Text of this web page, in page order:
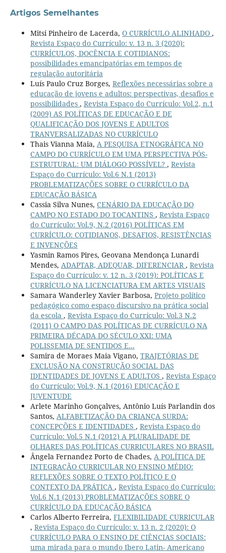
Artigos Semelhantes
Mitsi Pinheiro de Lacerda, O CURRÍCULO ALINHADO ,
Revista Espaço do Currículo: v. 13 n. 3 (2020):
CURRÍCULOS, DOCÊNCIA E COTIDIANOS:
possibilidades emancipatórias em tempos de
regulação autoritária
Luís Paulo Cruz Borges, Reflexões necessárias sobre a
educação de jovens e adultos: perspectivas, desafios e
possibilidades , Revista Espaço do Currículo: Vol.2, n.1
(2009) AS POLÍTICAS DE EDUCAÇÃO E DE
QUALIFICAÇÃO DOS JOVENS E ADULTOS
TRANVERSALIZADAS NO CURRÍCULO
Thais Vianna Maia, A PESQUISA ETNOGRÁFICA NO
CAMPO DO CURRÍCULO EM UMA PERSPECTIVA PÓS-
ESTRUTURAL: UM DIÁLOGO POSSÍVEL? , Revista
Espaço do Currículo: Vol.6 N.1 (2013)
PROBLEMATIZAÇÕES SOBRE O CURRÍCULO DA
EDUCAÇÃO BÁSICA
Cassia Silva Nunes, CENÁRIO DA EDUCAÇÃO DO
CAMPO NO ESTADO DO TOCANTINS , Revista Espaço
do Currículo: Vol.9, N.2 (2016) POLÍTICAS EM
CURRÍCULO: COTIDIANOS, DESAFIOS, RESISTÊNCIAS
E INVENÇÕES
Yasmin Ramos Pires, Geovana Mendonça Lunardi
Mendes, ADAPTAR, ADEQUAR, DIFERENCIAR, Revista
Espaço do Currículo: v. 12 n. 3 (2019): POLÍTICAS E
CURRÍCULO NA LICENCIATURA EM ARTES VISUAIS
Samara Wanderley Xavier Barbosa, Projeto político
pedagógico como espaço discursivo na prática social
da escola , Revista Espaço do Currículo: Vol.3 N.2
(2011) O CAMPO DAS POLÍTICAS DE CURRÍCULO NA
PRIMEIRA DÉCADA DO SÉCULO XXI: UMA
POLISSEMIA DE SENTIDOS E...
Samira de Moraes Maia Vigano, TRAJETÓRIAS DE
EXCLUSÃO NA CONSTRUÇÃO SOCIAL DAS
IDENTIDADES DE JOVENS E ADULTOS , Revista Espaço
do Currículo: Vol.9, N.1 (2016) EDUCAÇÃO E
JUVENTUDE
Arlete Marinho Gonçalves, Antônio Luís Parlandin dos
Santos, ALFABETIZAÇÃO DA CRIANÇA SURDA:
CONCEPÇÕES E IDENTIDADES , Revista Espaço do
Currículo: Vol.5 N.1 (2012) A PLURALIDADE DE
OLHARES DAS POLÍTICAS CURRICULARES NO BRASIL
Ângela Fernandez Porto de Chades, A POLÍTICA DE
INTEGRAÇÃO CURRICULAR NO ENSINO MÉDIO:
REFLEXÕES SOBRE O TEXTO POLÍTICO E O
CONTEXTO DA PRÁTICA , Revista Espaço do Currículo:
Vol.6 N.1 (2013) PROBLEMATIZAÇÕES SOBRE O
CURRÍCULO DA EDUCAÇÃO BÁSICA
Carlos Alberto Ferreira, FLEXIBILIDADE CURRICULAR
, Revista Espaço do Currículo: v. 13 n. 2 (2020): O
CURRÍCULO PARA O ENSINO DE CIÊNCIAS SOCIAIS:
uma mirada para o mundo Ibero Latin- Americano